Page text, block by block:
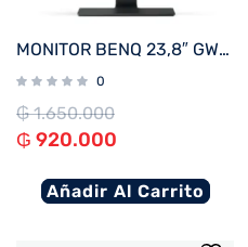
MONITOR BENQ 23,8″ GW2480
0
₲1.650.000
₲ 920.000
Añadir Al Carrito